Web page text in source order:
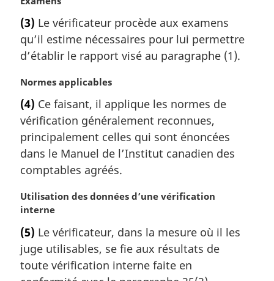
t
e
m
r
i
n
a
e
:
(3) Le vérificateur procède aux examens
qu’il estime nécessaires pour lui permettre
d’établir le rapport visé au paragraphe (1).
N
t
e
m
a
g
n
a
l
e
:
Normes applicables
(4) Ce faisant, il applique les normes de
vérification généralement reconnues,
principalement celles qui sont énoncées
dans le Manuel de l’Institut canadien des
comptables agréés.
N
o
e
m
a
Utilisation des données d’une vérification
interne
(5) Le vérificateur, dans la mesure où il les
juge utilisables, se fie aux résultats de
toute vérification interne faite en